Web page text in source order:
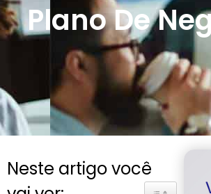
Plano De
Neste artigo você
Toggle